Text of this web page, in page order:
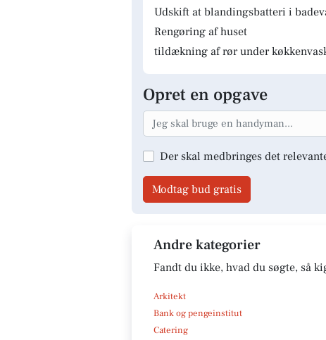
Udskift at blandingsbatteri i
Rengøring af huset
tildækning af rør under
Opret en opgave
Der skal medbringes det
Modtag bud gratis
Andre kategorier
Fandt du ikke, hvad du søgte, så
Arkitekt
Bank og pengeinstitut
Catering